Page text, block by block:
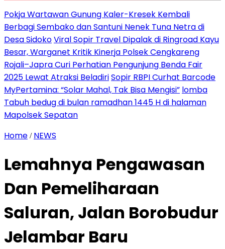
Pokja Wartawan Gunung Kaler-Kresek Kembali
Berbagi Sembako dan Santuni Nenek Tuna Netra di
Desa SidokoViral Sopir Travel Dipalak di Ringroad Kayu
Besar, Warganet Kritik Kinerja Polsek Cengkareng
Rojali–Japra Curi Perhatian Pengunjung Benda Fair
2025 Lewat Atraksi BeladiriSopir RBPI Curhat Barcode
MyPertamina: “Solar Mahal, Tak Bisa Mengisi” lomba
Tabuh bedug di bulan ramadhan 1445 H di halaman
Mapolsek Sepatan
Home / NEWS
Lemahnya Pengawasan
Dan Pemeliharaan
Saluran, Jalan Borobudur
Jelambar Baru